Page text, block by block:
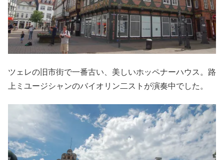
ツェレの旧市街で一番古い、美しいホッペナーハウス。路
上ミユージシャンのバイオリン二ストが演奏中でした。